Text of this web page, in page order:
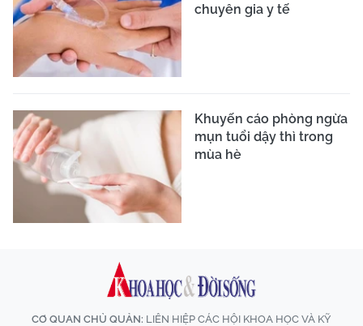
chuyên gia y tế
Khuyến cáo phòng ngừa
mụn tuổi dậy thì trong
mùa hè
CƠ QUAN CHỦ QUẢN: LIÊN HIỆP CÁC HỘI KHOA HỌC VÀ KỸ